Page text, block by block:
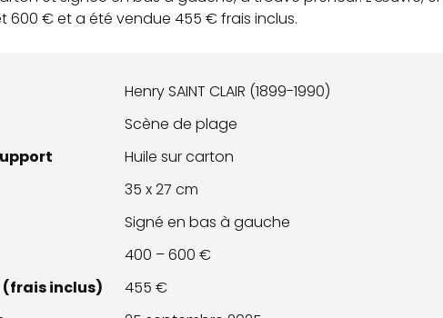
600 € et a été vendue 455 € frais inclus.
Henry SAINT CLAIR (1899-1990)
Scène de plage
Huile sur carton
35 x 27 cm
Signé en bas à gauche
400 – 600 €
inclus)
455 €